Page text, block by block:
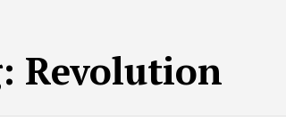
Revolution